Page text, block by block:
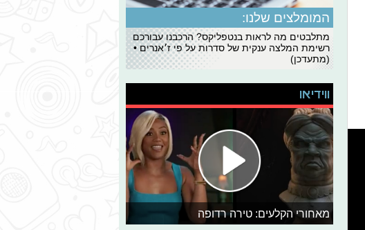
המומלצים שלנו:
מתלבטים מה לראות בנטפליקס? הרכבנו עבורכם
רשימת המלצה ענקית של סדרות על פי ז׳אנרים •
(מתעדכן)
ווידיאו
מאחורי הקלעים: טירה רדופה